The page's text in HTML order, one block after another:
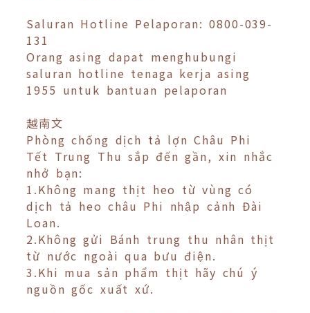
Saluran Hotline Pelaporan: 0800-039-
131
Orang asing dapat menghubungi
saluran hotline tenaga kerja asing
1955 untuk bantuan pelaporan
越南文
Phòng chống dịch tả lợn Châu Phi
Tết Trung Thu sắp đến gần, xin nhắc
nhở bạn:
1.Không mang thịt heo từ vùng có
dịch tả heo châu Phi nhập cảnh Đài
Loan.
2.Không gửi Bánh trung thu nhân thịt
từ nước ngoài qua bưu điện.
3.Khi mua sản phẩm thịt hãy chú ý
nguồn gốc xuất xứ.